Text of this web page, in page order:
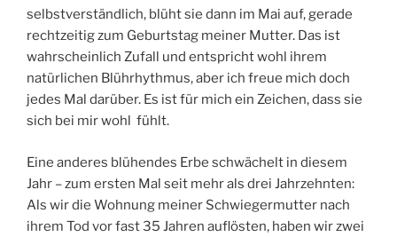
selbstverständlich, blüht sie dann im Mai auf, gerade
rechtzeitig zum Geburtstag meiner Mutter. Das ist
wahrscheinlich Zufall und entspricht wohl ihrem
natürlichen Blührhythmus, aber ich freue mich doch
jedes Mal darüber. Es ist für mich ein Zeichen, dass sie
sich bei mir wohl fühlt.
Eine anderes blühendes Erbe schwächelt in diesem
Jahr – zum ersten Mal seit mehr als drei Jahrzehnten:
Als wir die Wohnung meiner Schwiegermutter nach
ihrem Tod vor fast 35 Jahren auflösten, haben wir zwei